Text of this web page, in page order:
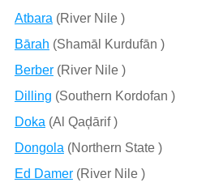
Atbara (River Nile )
Bārah (Shamāl Kurdufān )
Berber(River Nile )
Dilling (Southern Kordofan )
Doka (Al Qaḑārif )
Dongola (Northern State )
Ed Damer(River Nile )